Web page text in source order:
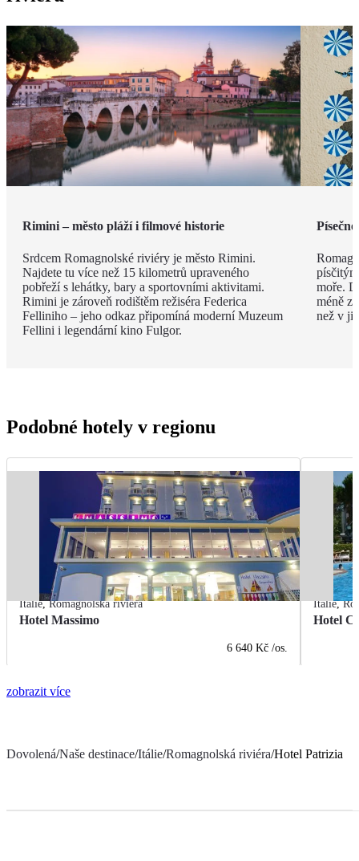
Rimini – město pláží i filmové historie
Srdcem Romagnolské riviéry je město Rimini.
Najdete tu více než 15 kilometrů upraveného
pobřeží s lehátky, bary a sportovními aktivitami.
Rimini je zároveň rodištěm režiséra Federica
Felliniho – jeho odkaz připomíná moderní Muzeum
Fellini i legendární kino Fulgor.
moře.
méně
než v
Podobné hotely v regionu
Itálie,Romagnolská riviéra
Hotel Massimo
6 640 Kč /os.
Itálie,
Hotel
zobrazit více
Dovolená/Naše destinace/Itálie/Romagnolská riviéra/Hotel Patrizia